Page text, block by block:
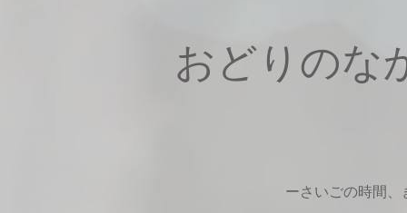
おどりのな
ーさいごの時間、